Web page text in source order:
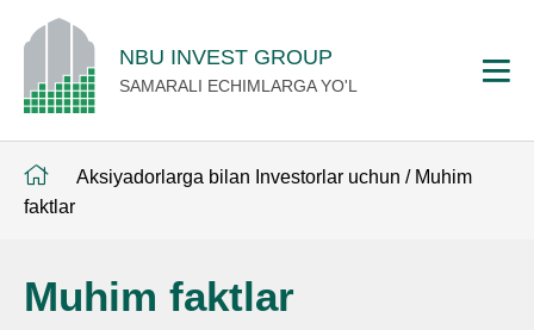
NBU INVEST GROUP
SAMARALI ECHIMLARGA YO'L
Aksiyadorlarga bilan Investorlar uchun / Muhim
faktlar
Muhim faktlar